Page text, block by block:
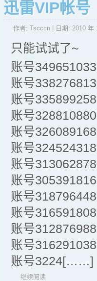
迅雷VIP帐号
作者: Tscccn | 日期: 2010 年
只能试试了~
账号
账号
账号
账号
账号
账号
账号
账号
账号
账号
账号
账号
账号3224[……]
继续阅读